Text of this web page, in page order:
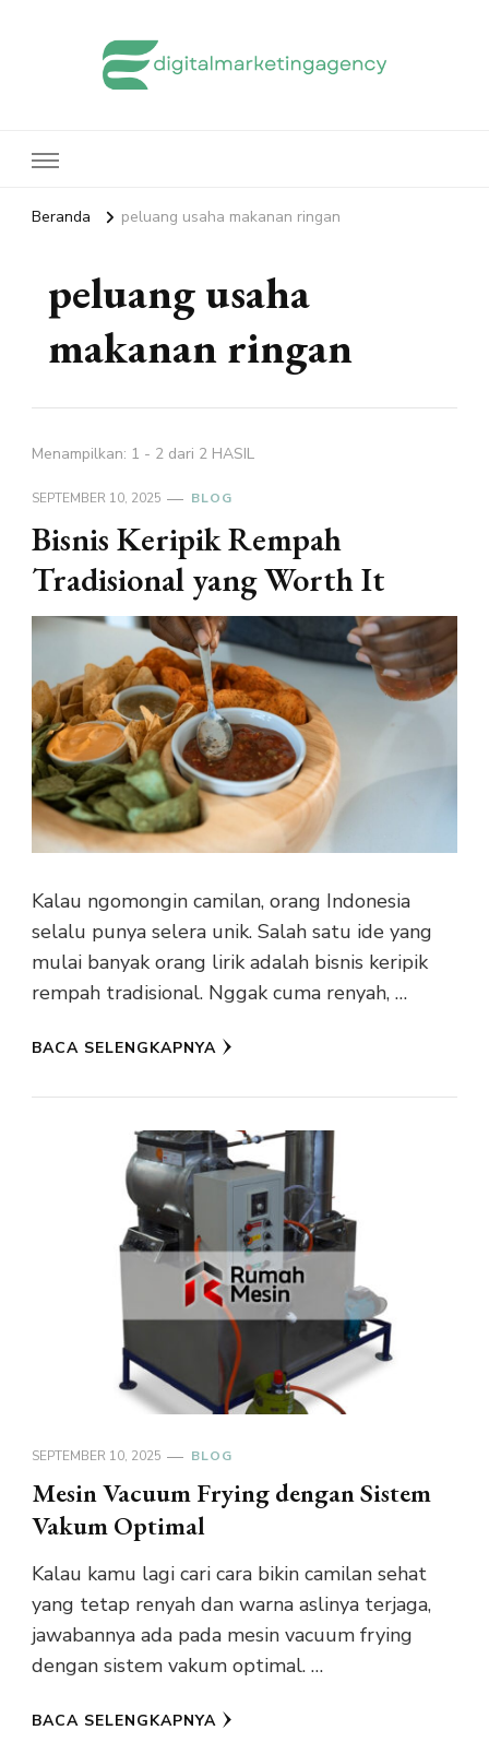
Beranda peluang usaha makanan ringan
peluang usaha
makanan ringan
Menampilkan: 1 - 2 dari 2 HASIL
SEPTEMBER 10, 2025 BLOG
Bisnis Keripik Rempah
Tradisional yang Worth It
Kalau ngomongin camilan, orang Indonesia
selalu punya selera unik. Salah satu ide yang
mulai banyak orang lirik adalah bisnis keripik
rempah tradisional. Nggak cuma renyah, …
BACA SELENGKAPNYA
SEPTEMBER 10, 2025 BLOG
Mesin Vacuum Frying dengan Sistem
Vakum Optimal
Kalau kamu lagi cari cara bikin camilan sehat
yang tetap renyah dan warna aslinya terjaga,
jawabannya ada pada mesin vacuum frying
dengan sistem vakum optimal. …
BACA SELENGKAPNYA